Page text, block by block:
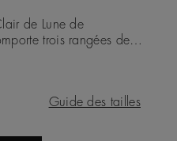
de Lune de
trois rangées de
de diamants ronds
Guide des tailles